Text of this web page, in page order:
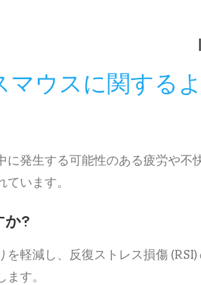
マウスに関する
発生する可能性のある疲労や
います。
か?
軽減し、反復ストレス損傷
す。